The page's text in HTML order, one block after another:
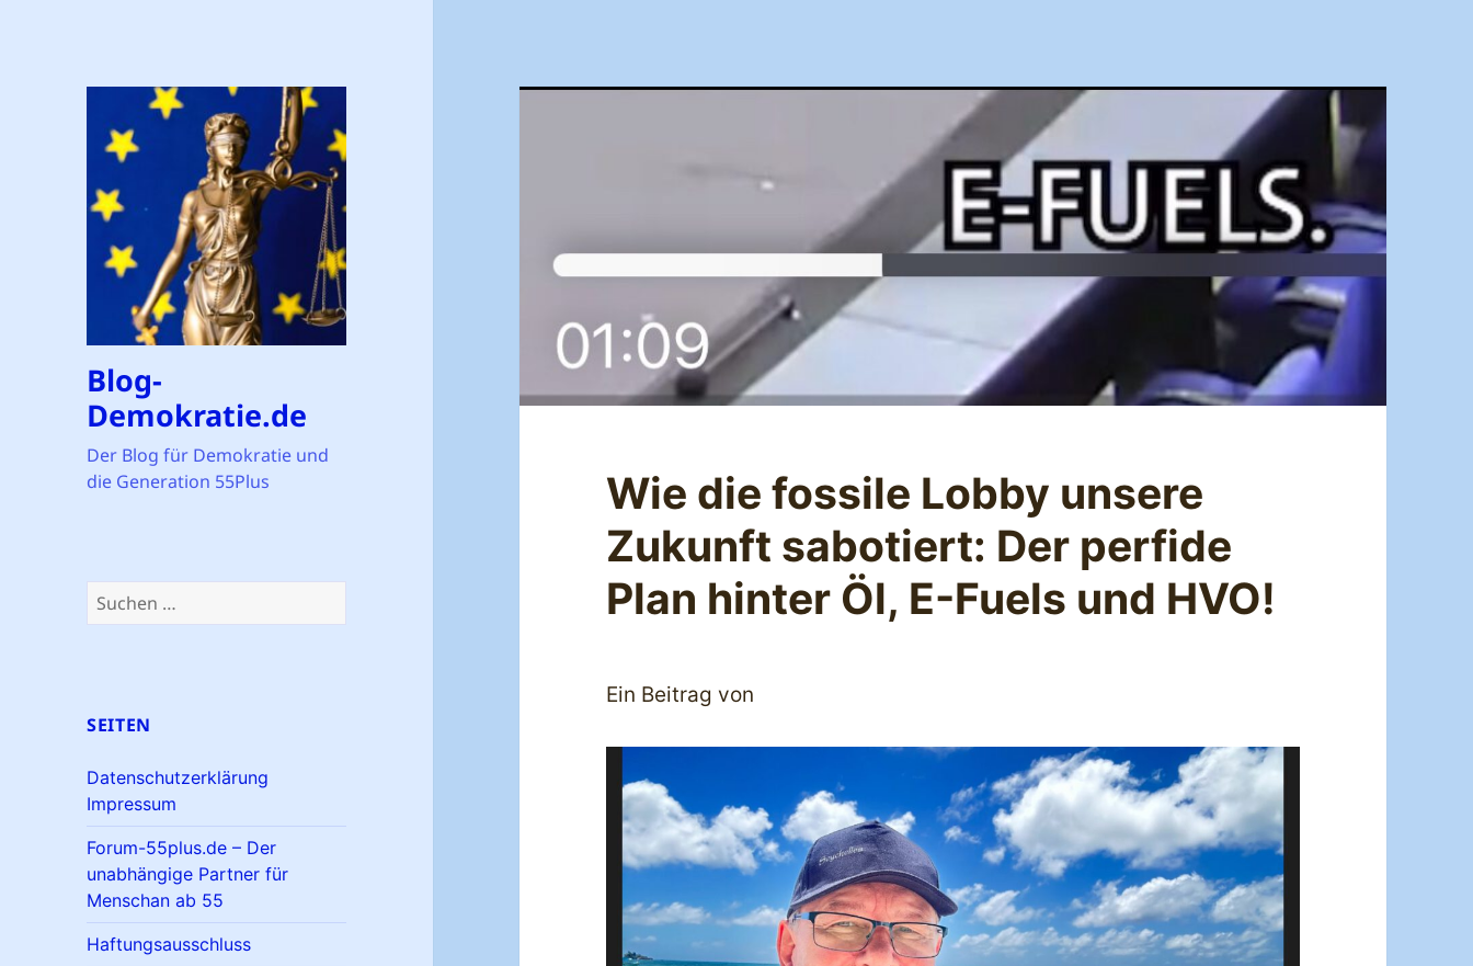
Blog-
Demokratie.de
Der Blog für Demokratie und
die Generation 55Plus
Suchen
nach:
SEITEN
Datenschutzerklärung
Impressum
Forum-55plus.de – Der
unabhängige Partner für
Menschan ab 55
Haftungsausschluss
Wie die fossile Lobby unsere
Zukunft sabotiert: Der perfide
Plan hinter Öl, E-Fuels und HVO!
Ein Beitrag von